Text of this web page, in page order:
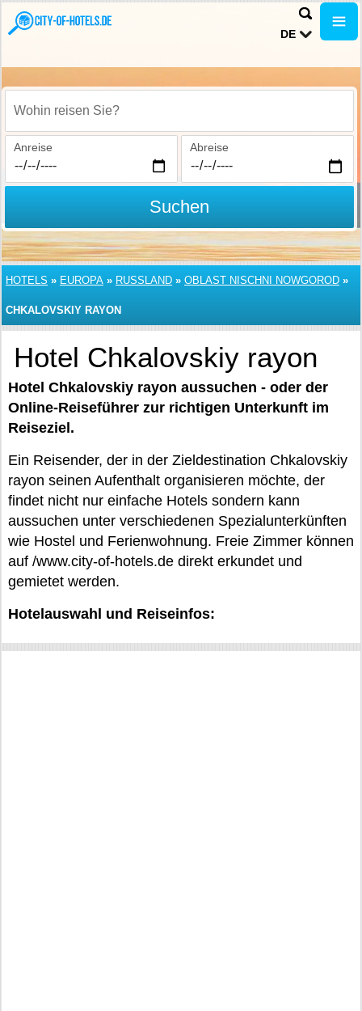
DE
Wohin reisen Sie?
Anreise Abreise
Suchen
HOTELS » EUROPA » RUSSLAND » OBLAST NISCHNI NOWGOROD »
CHKALOVSKIY RAYON
Hotel Chkalovskiy rayon
Hotel Chkalovskiy rayon aussuchen - oder der
Online-Reiseführer zur richtigen Unterkunft im
Reiseziel.
Ein Reisender, der in der Zieldestination Chkalovskiy
rayon seinen Aufenthalt organisieren möchte, der
findet nicht nur einfache Hotels sondern kann
aussuchen unter verschiedenen Spezialunterkünften
wie Hostel und Ferienwohnung. Freie Zimmer können
auf /www.city-of-hotels.de direkt erkundet und
gemietet werden.
Hotelauswahl und Reiseinfos: